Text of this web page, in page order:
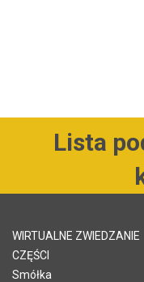
Lista
WIRTUALNE ZWIEDZANIE
CZĘŚCI
Smółka